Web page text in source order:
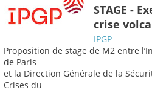
STAGE -
crise
IPGP
Proposition de stage de M2 entre
de Paris
et la Direction Générale de la
Crises du